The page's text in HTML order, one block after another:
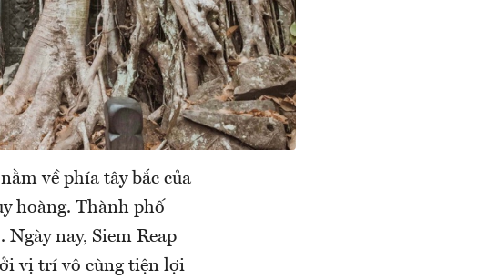
về phía tây bắc của
hoàng. Thành phố
nay, Siem Reap
vị trí vô cùng tiện lợi